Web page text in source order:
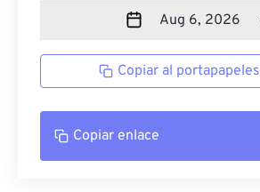
Copiar al portapapeles
Copiar enlace